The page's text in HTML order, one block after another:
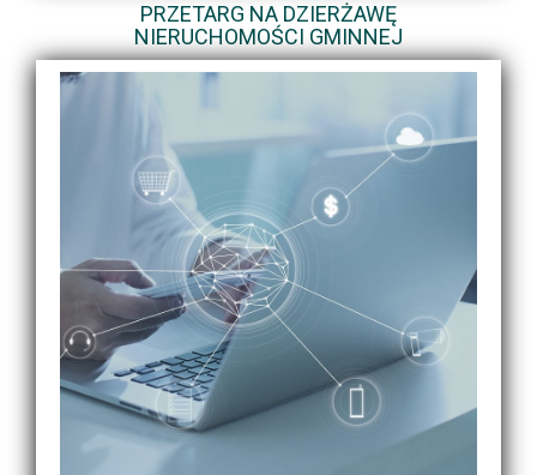
PRZETARG NA DZIERŻAWĘ
NIERUCHOMOŚCI GMINNEJ